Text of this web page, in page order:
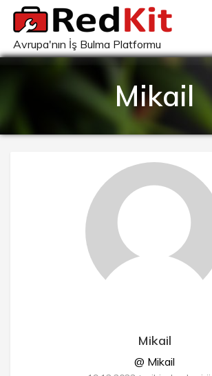
Avrupa'nın İş Bulma Platformu
Mikail
Mikail
@ Mikail